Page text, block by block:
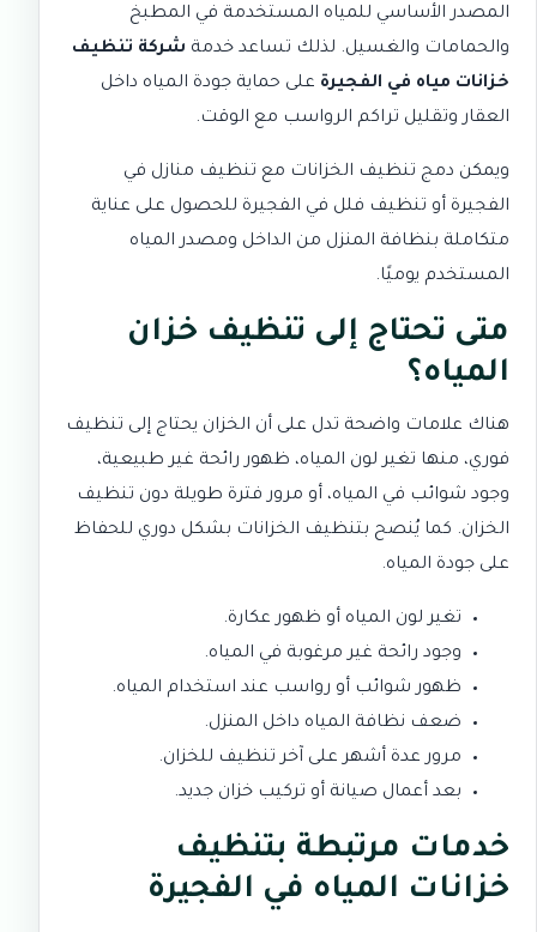
المصدر الأساسي للمياه المستخدمة في المطبخ
والحمامات والغسيل. لذلك تساعد خدمة شركة تنظيف
خزانات مياه في الفجيرة على حماية جودة المياه داخل
العقار وتقليل تراكم الرواسب مع الوقت.
ويمكن دمج تنظيف الخزانات مع تنظيف منازل في
الفجيرة أو تنظيف فلل في الفجيرة للحصول على عناية
متكاملة بنظافة المنزل من الداخل ومصدر المياه
المستخدم يوميًا.
متى تحتاج إلى تنظيف خزان
المياه؟
هناك علامات واضحة تدل على أن الخزان يحتاج إلى تنظيف
فوري، منها تغير لون المياه، ظهور رائحة غير طبيعية،
وجود شوائب في المياه، أو مرور فترة طويلة دون تنظيف
الخزان. كما يُنصح بتنظيف الخزانات بشكل دوري للحفاظ
على جودة المياه.
تغير لون المياه أو ظهور عكارة.
وجود رائحة غير مرغوبة في المياه.
ظهور شوائب أو رواسب عند استخدام المياه.
ضعف نظافة المياه داخل المنزل.
مرور عدة أشهر على آخر تنظيف للخزان.
بعد أعمال صيانة أو تركيب خزان جديد.
خدمات مرتبطة بتنظيف
خزانات المياه في الفجيرة